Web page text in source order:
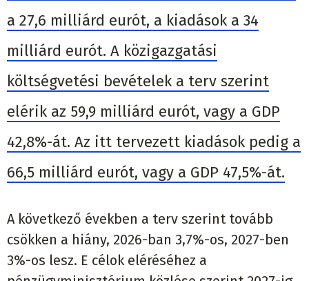
a 27,6 milliárd eurót, a kiadások a 34
milliárd eurót. A közigazgatási
költségvetési bevételek a terv szerint
elérik az 59,9 milliárd eurót, vagy a GDP
42,8%-át. Az itt tervezett kiadások pedig a
66,5 milliárd eurót, vagy a GDP 47,5%-át.
A következő években a terv szerint tovább
csökken a hiány, 2026-ban 3,7%-os, 2027-ben
3%-os lesz. E célok eléréséhez a